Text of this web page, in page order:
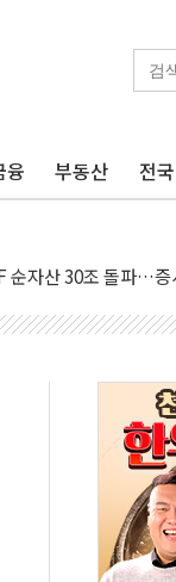
융 부동산 전국
스템 안정성 한순간도
에게 "내란으로 훼
매출 1006억원…전년
관심…SK하이닉스,
났다"…선수금 내걸고
사주 1000억 연내
표인데…외국인 숙박
축구협회 성접대 기
몇 년 내 NATO 결속
산에 3.5조원 투입키